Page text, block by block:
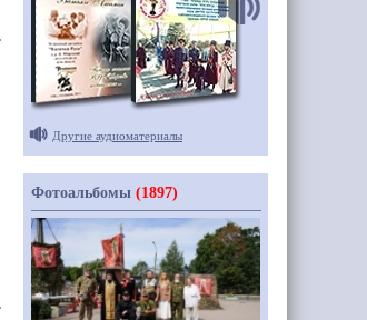
Другие аудиоматериалы
Фотоальбомы (1897)